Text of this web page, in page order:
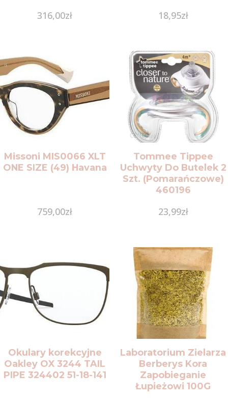
316,00zł 18,95zł
Missoni MIS0066 XLT
ONE SIZE (49) Havana
759,00zł
Tommee Tippee
Uchwyty Do Butelek 2
Szt. (Pomarańczowe)
460196
23,99zł
Okulary korekcyjne
Oakley OX 3244 TAIL
PIPE 324402 51-18-141
Laboratorium Zielarza
Berberys Kora
Zapobieganie
Łupieżowi 100G